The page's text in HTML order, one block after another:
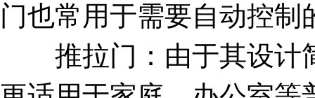
门也常用于需要自动控
推拉门：由于其设计